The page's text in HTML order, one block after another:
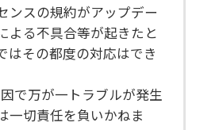
ンスの規約がアップデー
よる不具合等が起きたと
はその都度の対応はでき
で万が一トラブルが発生
一切責任を負いかねま